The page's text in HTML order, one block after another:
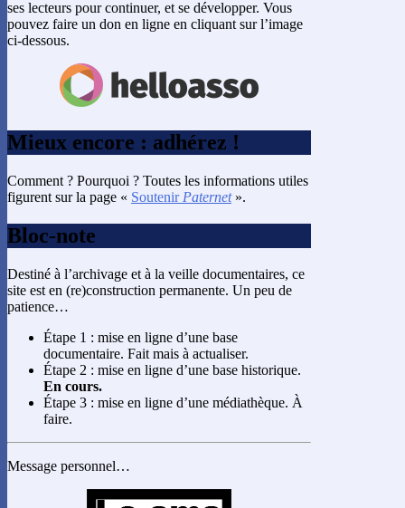
ses lecteurs pour continuer, et se développer. Vous
pouvez faire un don en ligne en cliquant sur l’image
ci-dessous.
Mieux encore : adhérez !
Comment ? Pourquoi ? Toutes les informations utiles
figurent sur la page « Soutenir Paternet».
Bloc-note
Destiné à l’archivage et à la veille documentaires, ce
site est en (re)construction permanente. Un peu de
patience…
Étape 1 : mise en ligne d’une base
documentaire. Fait mais à actualiser.
Étape 2 : mise en ligne d’une base historique.
En cours.
Étape 3 : mise en ligne d’une médiathèque. À
faire.
Message personnel…